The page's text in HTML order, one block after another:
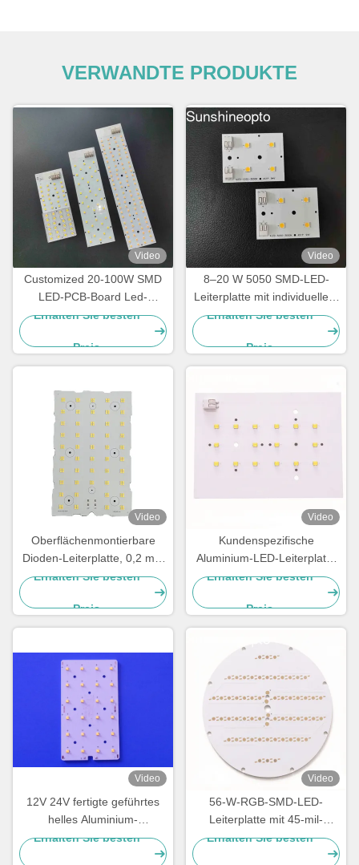
VERWANDTE PRODUKTE
Video
Customized 20-100W SMD
LED-PCB-Board Led-
Schaltplatte für
Erhalten Sie besten
Preis
Video
8–20 W 5050 SMD-LED-
Leiterplatte mit individuellem
Schaltungsdesign für
Tunnelbeleuchtung
Erhalten Sie besten
Preis
Video
Oberflächenmontierbare
Dioden-Leiterplatte, 0,2 mm
Mindestloch, 1 Unze Kupfer
Erhalten Sie besten
Preis
Video
Kundenspezifische
Aluminium-LED-Leiterplatte
für LED-Beleuchtung.
Hersteller von einschichtigen
weißen Leiterplatten
Erhalten Sie besten
Preis
Video
12V 24V fertigte geführtes
helles Aluminium-
Solarmaterial PWB-Brett-
Erhalten Sie besten
Video
56-W-RGB-SMD-LED-
Leiterplatte mit 45-mil-
Bridgelux-LED-Chips 203,2
Erhalten Sie besten